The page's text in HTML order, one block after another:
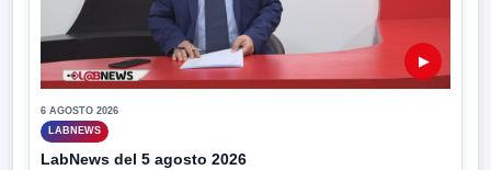
▶
6 AGOSTO 2026
LABNEWS
LabNews del 5 agosto 2026